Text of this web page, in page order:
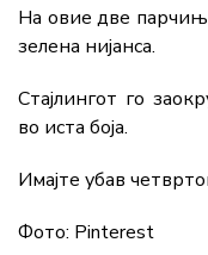
На овие две
зелена нијанса.
Стајлингот го
во иста боја.
Имајте убав
Фото: Pinterest